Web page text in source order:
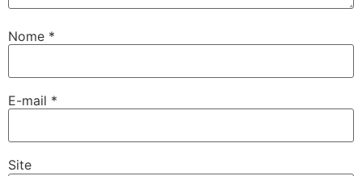
Nome *
E-mail *
Site